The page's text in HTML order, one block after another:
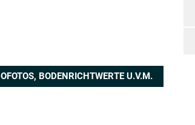
BODENRICHTWERTE U.V.M.